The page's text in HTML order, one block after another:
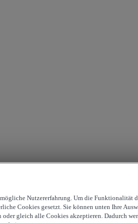
Nutzererfahrung. Um die Funktionalität
Cookies gesetzt. Sie können unten Ihre
gleich alle Cookies akzeptieren. Dadurch